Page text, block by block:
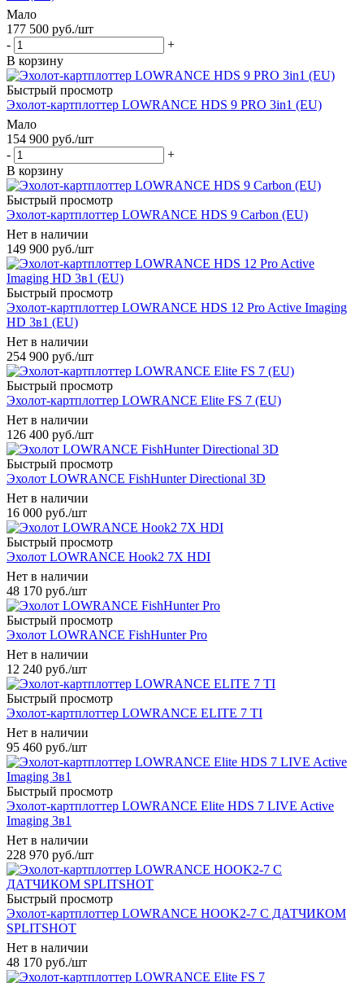
Мало
177 500 руб./шт
-
+
В корзину
Быстрый просмотр
Эхолот-картплоттер LOWRANCE HDS 9 PRO 3in1 (EU)
Мало
154 900 руб./шт
-
+
В корзину
Быстрый просмотр
Эхолот-картплоттер LOWRANCE HDS 9 Carbon (EU)
Нет в наличии
149 900 руб./шт
Быстрый просмотр
Эхолот-картплоттер LOWRANCE HDS 12 Pro Active Imaging
HD 3в1 (EU)
Нет в наличии
254 900 руб./шт
Быстрый просмотр
Эхолот-картплоттер LOWRANCE Elite FS 7 (EU)
Нет в наличии
126 400 руб./шт
Быстрый просмотр
Эхолот LOWRANCE FishHunter Directional 3D
Нет в наличии
16 000 руб./шт
Быстрый просмотр
Эхолот LOWRANCE Hook2 7X HDI
Нет в наличии
48 170 руб./шт
Быстрый просмотр
Эхолот LOWRANCE FishHunter Pro
Нет в наличии
12 240 руб./шт
Быстрый просмотр
Эхолот-картплоттер LOWRANCE ELITE 7 TI
Нет в наличии
95 460 руб./шт
Быстрый просмотр
Эхолот-картплоттер LOWRANCE Elite HDS 7 LIVE Active
Imaging 3в1
Нет в наличии
228 970 руб./шт
Быстрый просмотр
Эхолот-картплоттер LOWRANCE HOOK2-7 С ДАТЧИКОМ
SPLITSHOT
Нет в наличии
48 170 руб./шт